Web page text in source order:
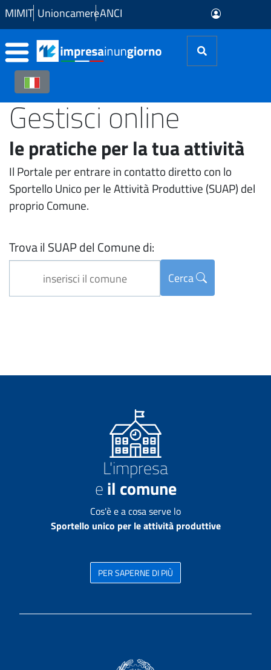
Skip to Main Content
MIMIT UnioncamereANCI
Gestisci online
le pratiche per la tua attività
Il Portale per entrare in contatto diretto con lo
Sportello Unico per le Attività Produttive (SUAP) del
proprio Comune.
Trova il SUAP del Comune di:
Cerca
L'impresa
eil comune
Cos'è e a cosa serve lo
Sportello unico per le attività produttive
PER SAPERNE DI PIÙ